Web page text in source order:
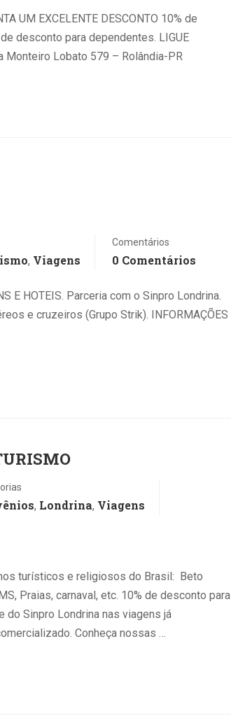
UM EXCELENTE DESCONTO 10% de
desconto para dependentes. LIGUE
Monteiro Lobato 579 – Rolândia-PR
, Viagens
Comentários
0 Comentários
E HOTEIS. Parceria com o Sinpro Londrina.
e cruzeiros (Grupo Strik). INFORMAÇÕES
, Londrina, Viagens
turísticos e religiosos do Brasil: Beto
Praias, carnaval, etc. 10% de desconto para
Sinpro Londrina nas viagens já
Conheça nossas …